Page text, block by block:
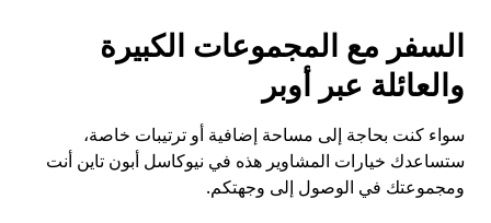
السفر مع المجموعات الكبيرة
والعائلة عبر أوبر
سواء كنت بحاجة إلى مساحة إضافية أو ترتيبات خاصة،
ستساعدك خيارات المشاوير هذه في نيوكاسل أبون تاين أنت
ومجموعتك في الوصول إلى وجهتكم.